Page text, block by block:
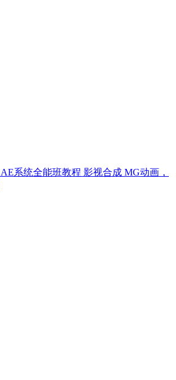
系统全能班教程 影视合成 MG动画，